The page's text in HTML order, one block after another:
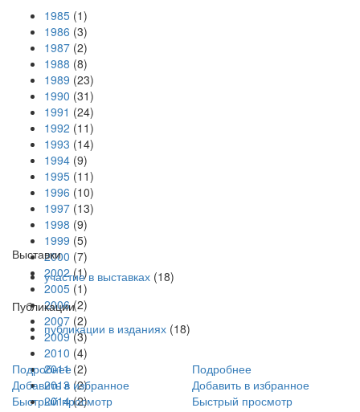
1985 (1)
1986 (3)
1987 (2)
1988 (8)
1989 (23)
1990 (31)
1991 (24)
1992 (11)
1993 (14)
1994 (9)
1995 (11)
1996 (10)
1997 (13)
1998 (9)
1999 (5)
2000 (7)
2002 (1)
2005 (1)
2006 (2)
2007 (2)
2009 (3)
2010 (4)
2011 (2)
2013 (2)
2014 (2)
Выставки
участие в выставках (18)
Публикации
публикации в изданиях (18)
Подробнее
Добавить в избранное
Быстрый просмотр
Подробнее
Добавить в избранное
Быстрый просмотр